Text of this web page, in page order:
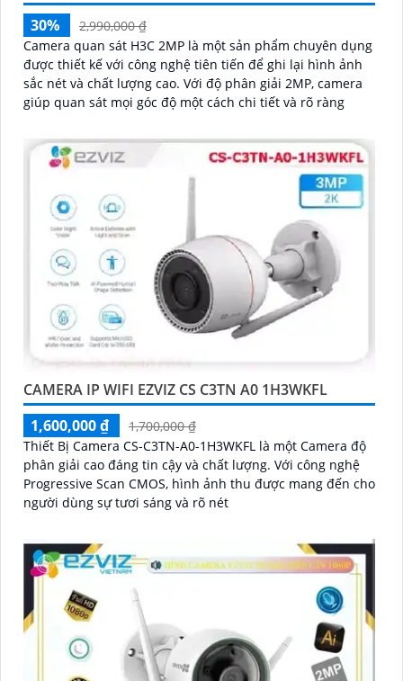
30%
2,990,000 ₫
Camera quan sát H3C 2MP là một sản phẩm chuyên dụng
được thiết kế với công nghệ tiên tiến để ghi lại hình ảnh
sắc nét và chất lượng cao. Với độ phân giải 2MP, camera
giúp quan sát mọi góc độ một cách chi tiết và rõ ràng
CAMERA IP WIFI EZVIZ CS C3TN A0 1H3WKFL
1,600,000 ₫
1,700,000 ₫
Thiết Bị Camera CS-C3TN-A0-1H3WKFL là một Camera độ
phân giải cao đáng tin cậy và chất lượng. Với công nghệ
Progressive Scan CMOS, hình ảnh thu được mang đến cho
người dùng sự tươi sáng và rõ nét